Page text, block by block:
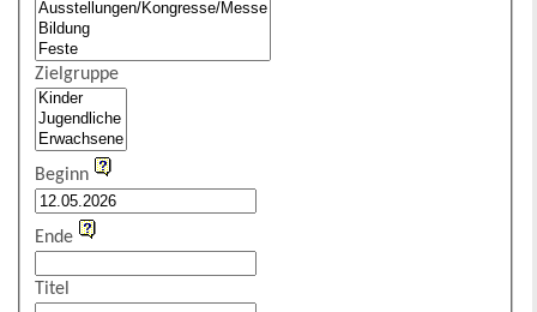
Zielgruppe
Beginn
Ende
Titel